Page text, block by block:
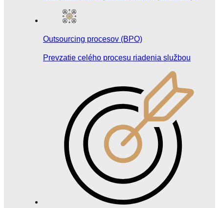
Outsourcing procesov (BPO)
Prevzatie celého procesu riadenia službou